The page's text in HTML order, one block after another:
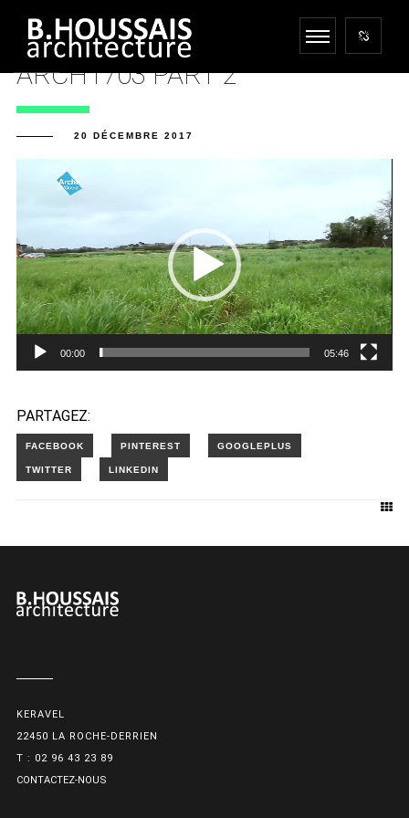
ARCH1703 PART 2
20 DÉCEMBRE 2017
00:00 05:46
PARTAGEZ:
KERAVEL
22450 LA ROCHE-DERRIEN
T : 02 96 43 23 89
CONTACTEZ-NOUS